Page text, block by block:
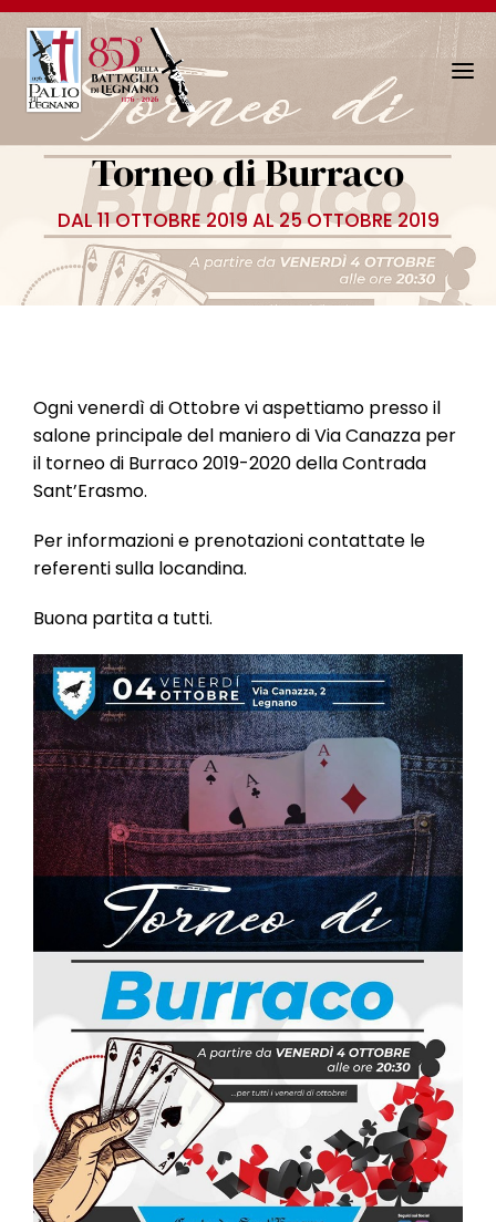
N
z
o
Torneo di Burraco
DAL 11 OTTOBRE 2019 AL 25 OTTOBRE 2019
Ogni venerdì di Ottobre vi aspettiamo presso il
salone principale del maniero di Via Canazza per
il torneo di Burraco 2019-2020 della Contrada
Sant’Erasmo.
Per informazioni e prenotazioni contattate le
referenti sulla locandina.
Buona partita a tutti.